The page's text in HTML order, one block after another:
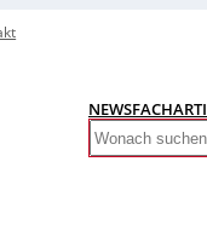
NEWS
Search